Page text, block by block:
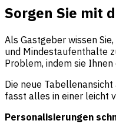
Sorgen Sie mit
Als Gastgeber wissen
und Mindestaufenthalte
Problem, indem sie
Die neue
fasst alles in einer leicht
Personalisierungen